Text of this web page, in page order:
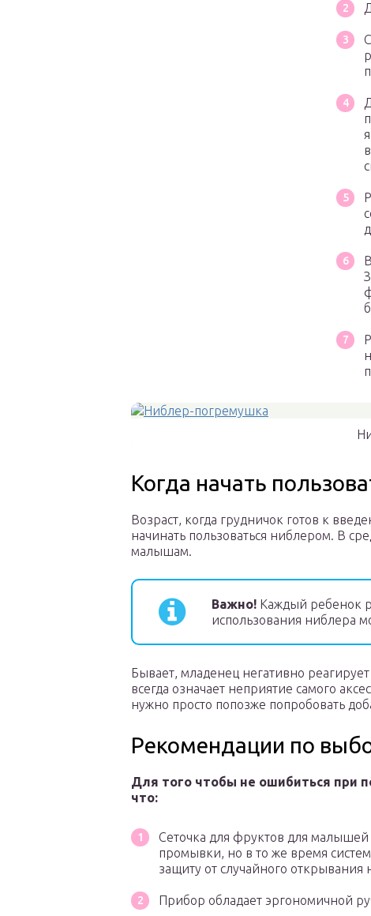
Когда начать
Возраст, когда грудничок готов к
начинать пользоваться ниблером. В
малышам.
Важно! Каждый ребенок
использования ниблера
Бывает, младенец негативно
всегда означает неприятие самого
нужно просто попозже попробовать
Рекомендации по
Для того чтобы не ошибиться при
что:
Сеточка для фруктов для
промывки, но в то же время
защиту от случайного
Прибор обладает эргономичной